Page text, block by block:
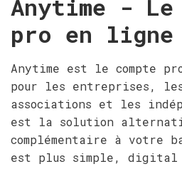
Anytime - Le
pro en ligne
Anytime est le compte
pour les entreprises,
associations et les
est la solution
complémentaire à votre
est plus simple, digital